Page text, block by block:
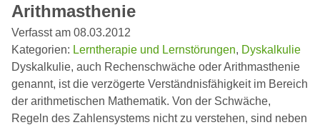
Arithmasthenie
Verfasst am 08.03.2012
Kategorien: Lerntherapie und Lernstörungen, Dyskalkulie
Dyskalkulie, auch Rechenschwäche oder Arithmasthenie
genannt, ist die verzögerte Verständnisfähigkeit im Bereich
der arithmetischen Mathematik. Von der Schwäche,
Regeln des Zahlensystems nicht zu verstehen, sind neben